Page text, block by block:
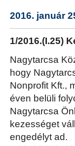
2016. január
1/2016.(I.25)
Nagytarcsa
hogy
Nonprofit Kft.,
éven belüli
Nagytarcsa
kezességet
engedélyt ad.